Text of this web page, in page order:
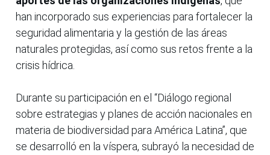
han incorporado sus experiencias para fortalecer la
seguridad alimentaria y la gestión de las áreas
naturales protegidas, así como sus retos frente a la
crisis hídrica.
Durante su participación en el “Diálogo regional
sobre estrategias y planes de acción nacionales en
materia de biodiversidad para América Latina”, que
se desarrolló en la víspera, subrayó la necesidad de